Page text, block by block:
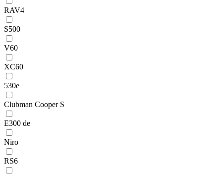
RAV4
S500
V60
XC60
530e
Clubman Cooper S
E300 de
Niro
RS6